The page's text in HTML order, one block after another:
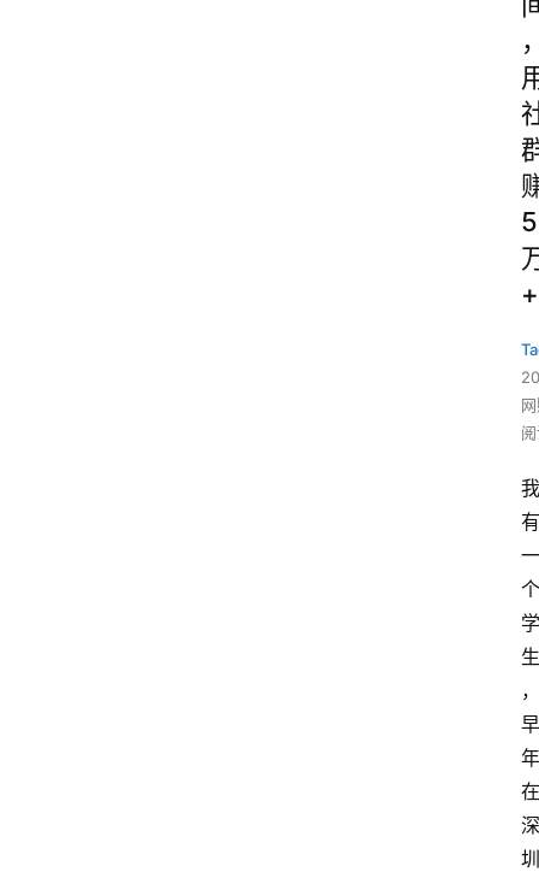
5
+
我
有
一
个
学
生
，
早
年
在
深
圳